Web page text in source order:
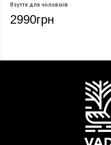
Взуття для чоловіків
2990грн